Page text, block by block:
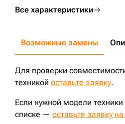
Все характеристики
Возможные замены
Для проверки
техникой оставьте заявку.
Если нужной модели техники
списке — оставьте заявку